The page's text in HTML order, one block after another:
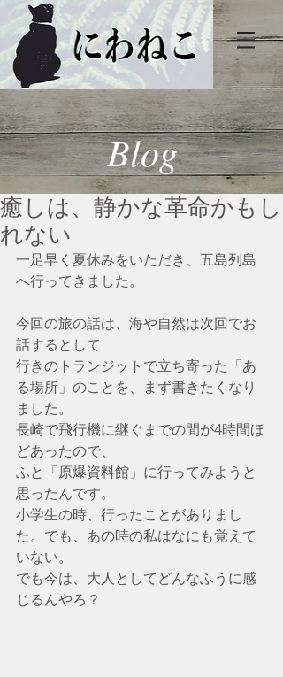
Blog
癒しは、静かな革命かもし
れない
一足早く夏休みをいただき、五島列島
へ行ってきました。
今回の旅の話は、海や自然は次回でお
話するとして
行きのトランジットで立ち寄った「あ
る場所」のことを、まず書きたくなり
ました。
長崎で飛行機に継ぐまでの間が4時間ほ
どあったので、
ふと「原爆資料館」に行ってみようと
思ったんです。
小学生の時、行ったことがありまし
た。でも、あの時の私はなにも覚えて
いない。
でも今は、大人としてどんなふうに感
じるんやろ？